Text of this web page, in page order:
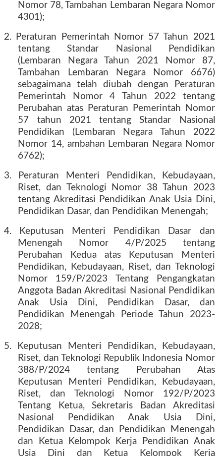
Nomor 78, Tambahan Lembaran Negara Nomor
4301);
2. Peraturan Pemerintah Nomor 57 Tahun 2021
tentang Standar Nasional Pendidikan
(Lembaran Negara Tahun 2021 Nomor 87,
Tambahan Lembaran Negara Nomor 6676)
sebagaimana telah diubah dengan Peraturan
Pemerintah Nomor 4 Tahun 2022 tentang
Perubahan atas Peraturan Pemerintah Nomor
57 tahun 2021 tentang Standar Nasional
Pendidikan (Lembaran Negara Tahun 2022
Nomor 14, ambahan Lembaran Negara Nomor
6762);
3. Peraturan Menteri Pendidikan, Kebudayaan,
Riset, dan Teknologi Nomor 38 Tahun 2023
tentang Akreditasi Pendidikan Anak Usia Dini,
Pendidikan Dasar, dan Pendidikan Menengah;
4. Keputusan Menteri Pendidikan Dasar dan
Menengah Nomor 4/P/2025 tentang
Perubahan Kedua atas Keputusan Menteri
Pendidikan, Kebudayaan, Riset, dan Teknologi
Nomor 159/P/2023 Tentang Pengangkatan
Anggota Badan Akreditasi Nasional Pendidikan
Anak Usia Dini, Pendidikan Dasar, dan
Pendidikan Menengah Periode Tahun 2023-
2028;
5. Keputusan Menteri Pendidikan, Kebudayaan,
Riset, dan Teknologi Republik Indonesia Nomor
388/P/2024 tentang Perubahan Atas
Keputusan Menteri Pendidikan, Kebudayaan,
Riset, dan Teknologi Nomor 192/P/2023
Tentang Ketua, Sekretaris Badan Akreditasi
Nasional Pendidikan Anak Usia Dini,
Pendidikan Dasar, dan Pendidikan Menengah
dan Ketua Kelompok Kerja Pendidikan Anak
Usia Dini dan Ketua Kelompok Kerja